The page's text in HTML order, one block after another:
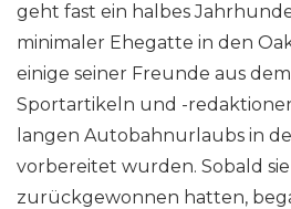
geht fast ein halbes
minimaler Ehegatte in den
einige seiner Freunde aus
Sportartikeln und -
langen Autobahnurlaubs in
vorbereitet wurden. Sobald
zurückgewonnen hatten,